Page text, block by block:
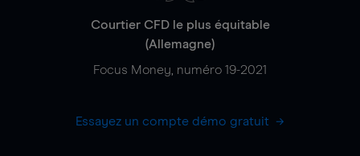
Courtier CFD le plus équitable
(Allemagne)
Focus Money, numéro 19-2021
Essayez un compte démo gratuit